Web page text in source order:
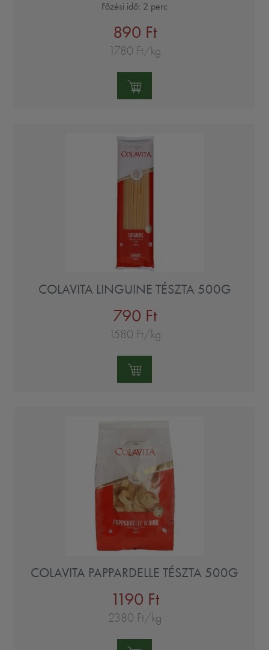
Főzési idő: 2 perc
890 Ft
1780 Ft/kg
Mennyiség:
COLAVITA LINGUINE TÉSZTA 500G
790 Ft
1580 Ft/kg
Mennyiség:
COLAVITA PAPPARDELLE TÉSZTA 500G
1190 Ft
2380 Ft/kg
Mennyiség: